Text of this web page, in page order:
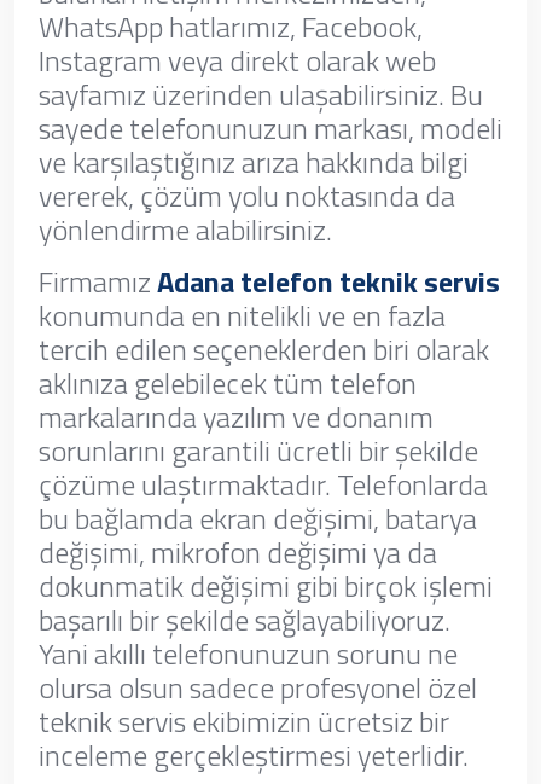
WhatsApp hatlarımız, Facebook,
Instagram veya direkt olarak web
sayfamız üzerinden ulaşabilirsiniz. Bu
sayede telefonunuzun markası, modeli
ve karşılaştığınız arıza hakkında bilgi
vererek, çözüm yolu noktasında da
yönlendirme alabilirsiniz.
FirmamızAdana telefon teknik servis
konumunda en nitelikli ve en fazla
tercih edilen seçeneklerden biri olarak
aklınıza gelebilecek tüm telefon
markalarında yazılım ve donanım
sorunlarını garantili ücretli bir şekilde
çözüme ulaştırmaktadır. Telefonlarda
bu bağlamda ekran değişimi, batarya
değişimi, mikrofon değişimi ya da
dokunmatik değişimi gibi birçok işlemi
başarılı bir şekilde sağlayabiliyoruz.
Yani akıllı telefonunuzun sorunu ne
olursa olsun sadece profesyonel özel
teknik servis ekibimizin ücretsiz bir
inceleme gerçekleştirmesi yeterlidir.